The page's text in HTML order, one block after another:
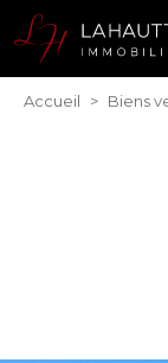
Accueil > Biens